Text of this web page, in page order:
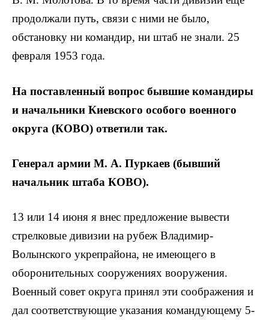
продолжали путь, связи с ними не было,
обстановку ни командир, ни штаб не знали. 25
февраля 1953 года.
На поставленный вопрос бывшие командиры
и начальники Киевского особого военного
округа (КОВО) ответили так.
Генерал армии М. А. Пуркаев (бывший
начальник штаба КОВО).
13 или 14 июня я внес предложение вывести
стрелковые дивизии на рубеж Владимир-
Волынского укрепрайона, не имеющего в
оборонительных сооружениях вооружения.
Военный совет округа принял эти соображения и
дал соответствующие указания командующему 5-